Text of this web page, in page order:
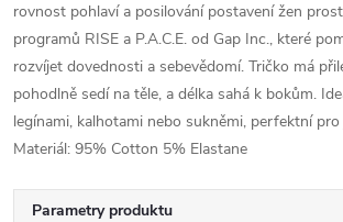
rovnost pohlaví a posilování postavení žen
programů RISE a P.A.C.E. od Gap Inc., které
rozvíjet dovednosti a sebevědomí. Tričko má
pohodlně sedí na těle, a délka sahá k bokům.
legínami, kalhotami nebo sukněmi, perfektní
Materiál: 95% Cotton 5% Elastane
Parametry produktu